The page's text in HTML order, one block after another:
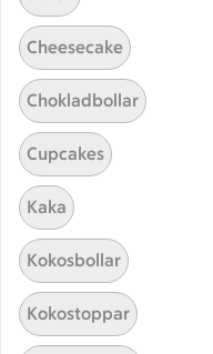
Hittade
Testa att söka på
Cheesecake
Chokladbollar
Cupcakes
Kaka
Kokosbollar
Kokostoppar